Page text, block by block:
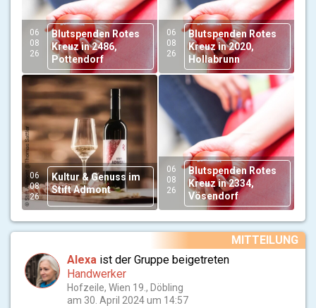
06
08
26
Blutspenden Rotes
Kreuz in 2486,
Pottendorf
06
08
26
Blutspenden Rotes
Kreuz in 2020,
Hollabrunn
06
08
26
Kultur & Genuss im
Stift Admont
06
08
26
Blutspenden Rotes
Kreuz in 2334,
Vösendorf
MITTEILUNG
Alexa ist der Gruppe beigetreten
Handwerker
Hofzeile, Wien 19., Döbling
am 30. April 2024 um 14:57